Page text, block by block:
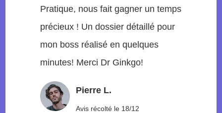
Pratique, nous fait gagner un temps
précieux ! Un dossier détaillé pour
mon boss réalisé en quelques
minutes! Merci Dr Ginkgo!
Pierre L.
Avis récolté le 18/12